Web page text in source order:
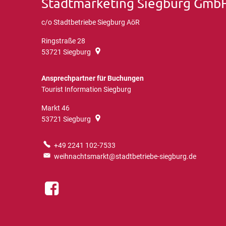
Stadtmarketing Siegburg
c/o Stadtbetriebe Siegburg AöR
Ringstraße 28
53721 Siegburg
Ansprechpartner für Buchungen
Tourist Information Siegburg
Markt 46
53721 Siegburg
+49 2241 102-7533
weihnachtsmarkt@stadtbetriebe-siegburg.de